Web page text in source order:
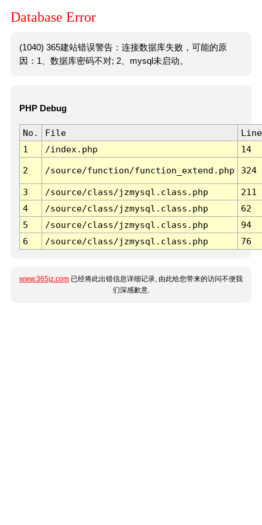
Database Error
(1040) 365建站错误警告：连接数据库失败，可能的原
因：1、数据库密码不对; 2、mysql未启动。
PHP Debug
No. File
Line
1
/index.php 14
2 /source/function/function_extend.php 324
3 /source/class/jzmysql.class.php
211
4
/source/class/jzmysql.class.php
62
5
/source/class/jzmysql.class.php
94
6
/source/class/jzmysql.class.php 76
www.365jz.com 已经将此出错信息详细记录, 由此给您带来的访问不便我
们深感歉意.